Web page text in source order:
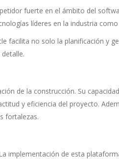
fuerte en el ámbito del
líderes en la industria
facilita no solo la planificación y
de la construcción. Su
y eficiencia del proyecto.
fortalezas.
implementación de esta